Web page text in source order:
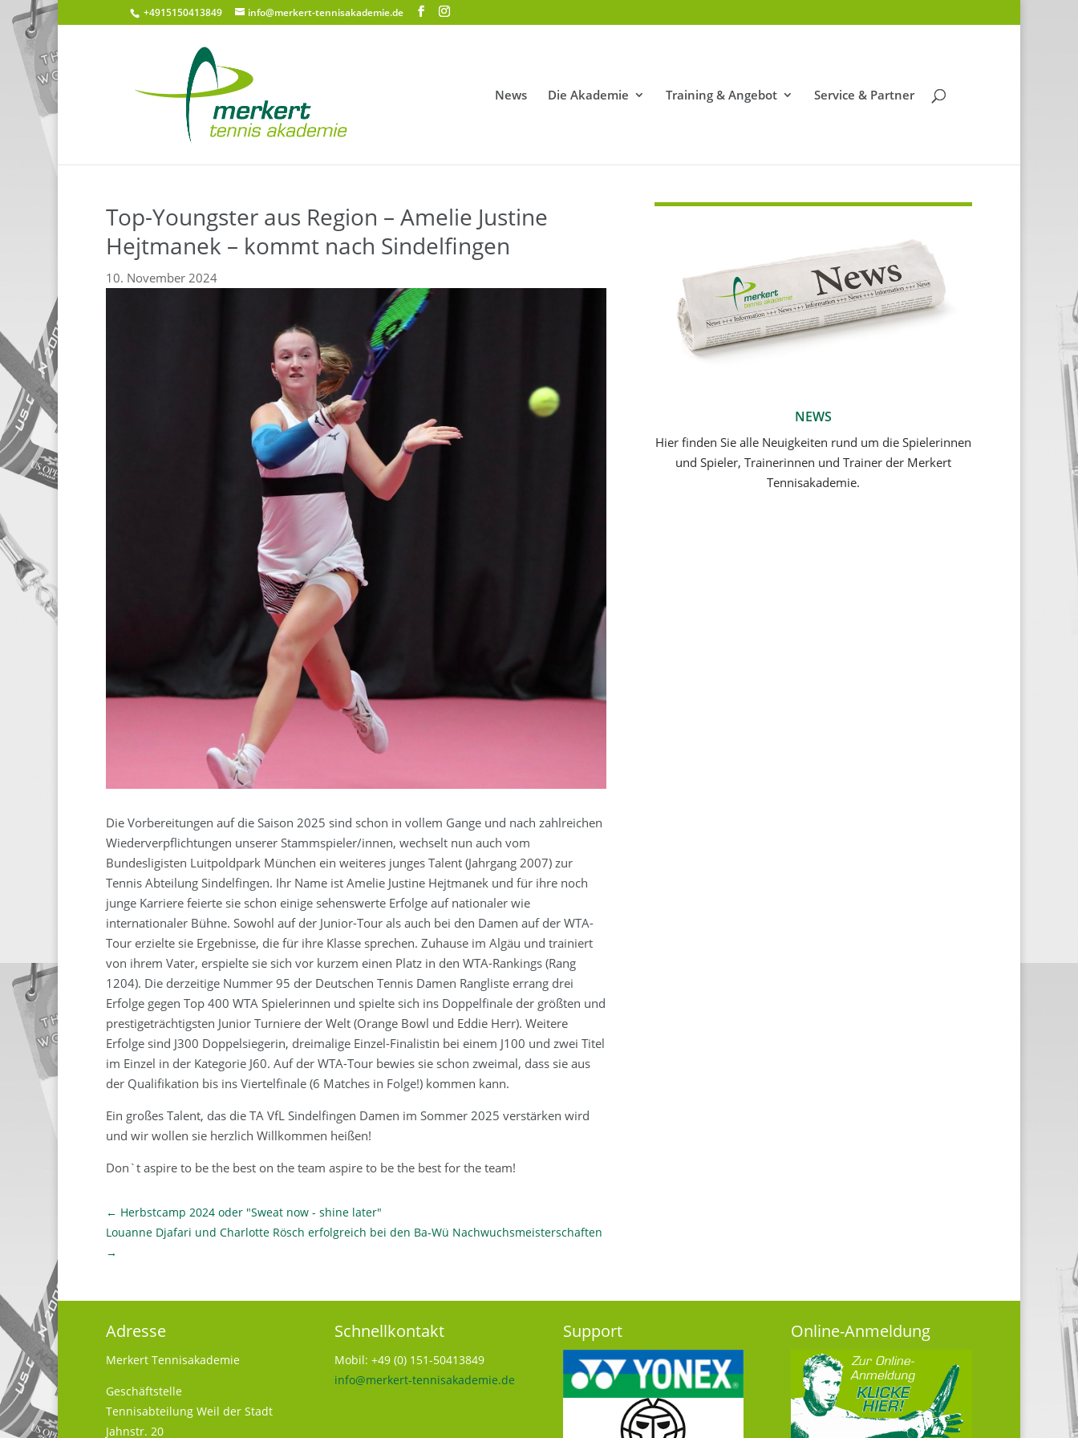
+4915150413849 info@merkert-tennisakademie.de
News Die Akademie Training & Angebot Service & Partner
Top-Youngster aus Region – Amelie Justine
Hejtmanek – kommt nach Sindelfingen
10. November 2024
Die Vorbereitungen auf die Saison 2025 sind schon in vollem Gange und nach zahlreichen
Wiederverpflichtungen unserer Stammspieler/innen, wechselt nun auch vom
Bundesligisten Luitpoldpark München ein weiteres junges Talent (Jahrgang 2007) zur
Tennis Abteilung Sindelfingen. Ihr Name ist Amelie Justine Hejtmanek und für ihre noch
junge Karriere feierte sie schon einige sehenswerte Erfolge auf nationaler wie
internationaler Bühne. Sowohl auf der Junior-Tour als auch bei den Damen auf der WTA-
Tour erzielte sie Ergebnisse, die für ihre Klasse sprechen. Zuhause im Algäu und trainiert
von ihrem Vater, erspielte sie sich vor kurzem einen Platz in den WTA-Rankings (Rang
1204). Die derzeitige Nummer 95 der Deutschen Tennis Damen Rangliste errang drei
Erfolge gegen Top 400 WTA Spielerinnen und spielte sich ins Doppelfinale der größten und
prestigeträchtigsten Junior Turniere der Welt (Orange Bowl und Eddie Herr). Weitere
Erfolge sind J300 Doppelsiegerin, dreimalige Einzel-Finalistin bei einem J100 und zwei Titel
im Einzel in der Kategorie J60. Auf der WTA-Tour bewies sie schon zweimal, dass sie aus
der Qualifikation bis ins Viertelfinale (6 Matches in Folge!) kommen kann.
Ein großes Talent, das die TA VfL Sindelfingen Damen im Sommer 2025 verstärken wird
und wir wollen sie herzlich Willkommen heißen!
Don`t aspire to be the best on the team aspire to be the best for the team!
← Herbstcamp 2024 oder "Sweat now - shine later"
Louanne Djafari und Charlotte Rösch erfolgreich bei den Ba-Wü Nachwuchsmeisterschaften
→
NEWS
Hier finden Sie alle Neuigkeiten rund um die Spielerinnen
und Spieler, Trainerinnen und Trainer der Merkert
Tennisakademie.
Adresse
Merkert Tennisakademie
Geschäftstelle
Tennisabteilung Weil der Stadt
Jahnstr. 20
Schnellkontakt
Mobil: +49 (0) 151-50413849
info@merkert-tennisakademie.de
Support Online-Anmeldung